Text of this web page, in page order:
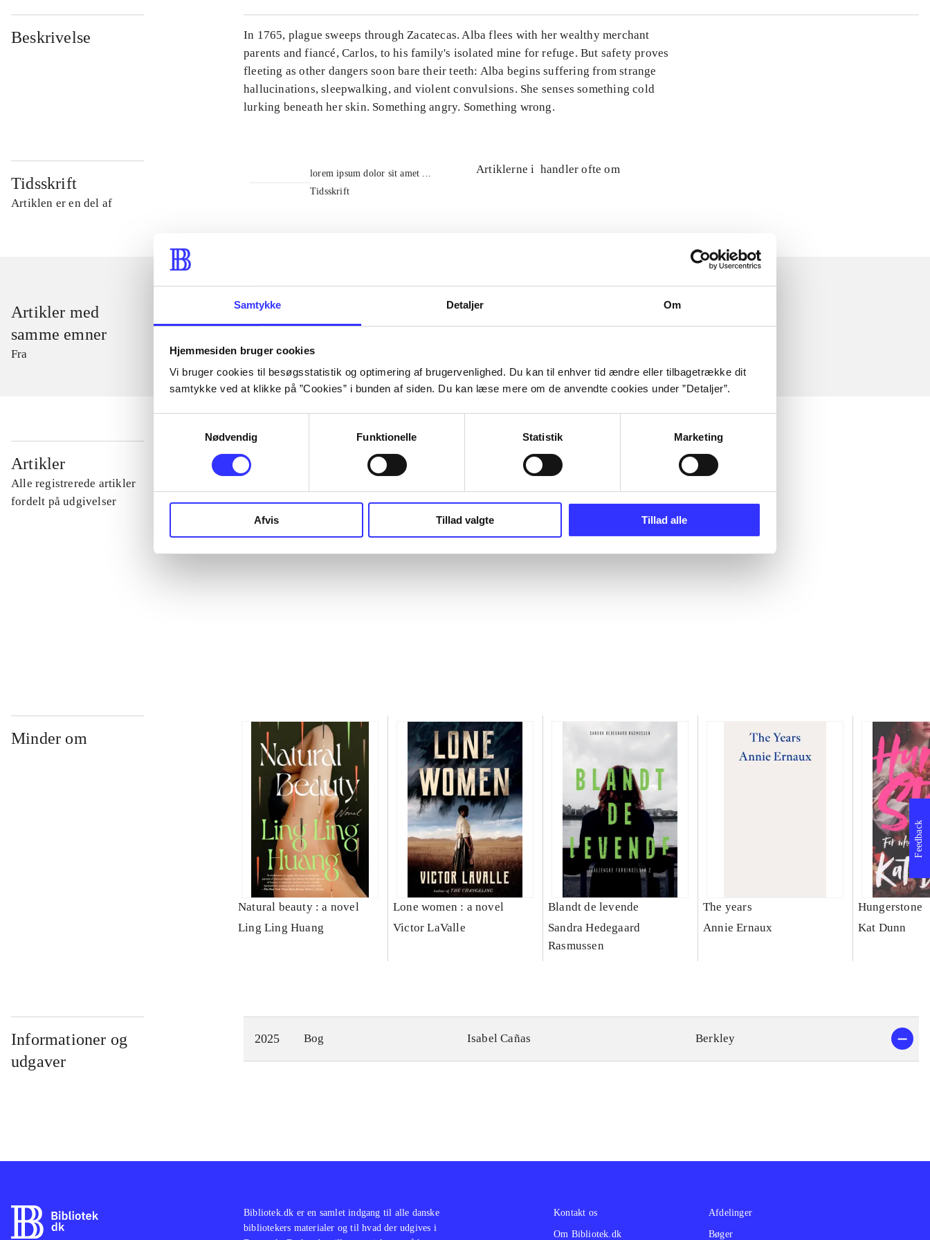
Samtykke Detaljer Om
Hjemmesiden bruger cookies
Vi bruger cookies til besøgsstatistik og optimering af brugervenlighed. Du kan til enhver tid ændre eller tilbagetrække dit
samtykke ved at klikke på ”Cookies” i bunden af siden. Du kan læse mere om de anvendte cookies under ”Detaljer”.
Nødvendig
Funktionelle Statistik Marketing
Afvis Tillad valgte Tillad alle
Beskrivelse
In 1765, plague sweeps through Zacatecas. Alba flees with her wealthy merchant
parents and fiancé, Carlos, to his family's isolated mine for refuge. But safety proves
fleeting as other dangers soon bare their teeth: Alba begins suffering from strange
hallucinations, sleepwalking, and violent convulsions. She senses something cold
lurking beneath her skin. Something angry. Something wrong.
Tidsskrift
Artiklen er en del af
lorem ipsum dolor sit amet ...
Tidsskrift
Artiklerne i handler ofte om
Artikler med
samme emner
Fra
Artikler
Alle registrerede artikler
fordelt på udgivelser
...
Minder om
Natural beauty : a novel
Ling Ling Huang
Lone women : a novel
Victor LaValle
Blandt de levende
Sandra Hedegaard
Rasmussen
The years
Annie Ernaux
Hungerstone
Kat Dunn
Informationer og
udgaver
2025 Bog Isabel Cañas Berkley
Feedback
Bibliotek.dk er en samlet indgang til alle danske
bibliotekers materialer og til hvad der udgives i
Kontakt os
Om Bibliotek.dk
Afdelinger
Bøger